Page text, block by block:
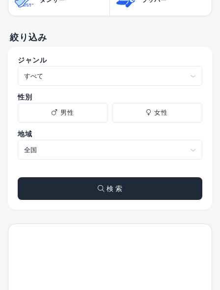
絞り込み
ジャンル
性別
男性 女性
地域
検 索